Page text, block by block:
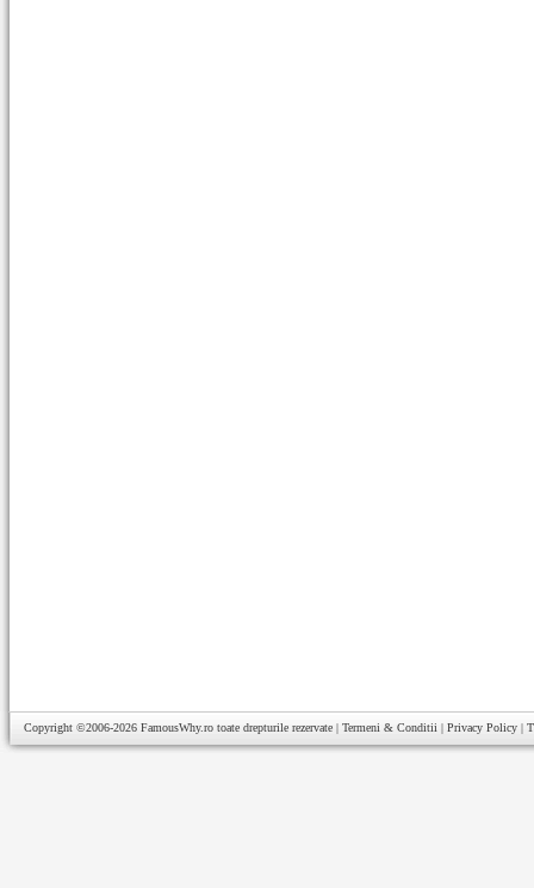
Copyright ©2006-2026 FamousWhy.ro toate drepturile rezervate | Termeni & Conditii | Privacy Policy |